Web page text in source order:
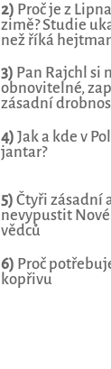
2) Proč je z
zimě? Studie
než říká
3) Pan Rajchl si
obnovitelné,
zásadní
4) Jak a kde v
jantar?
5) Čtyři zásadní
nevypustit
vědců
6) Proč
kopřivu